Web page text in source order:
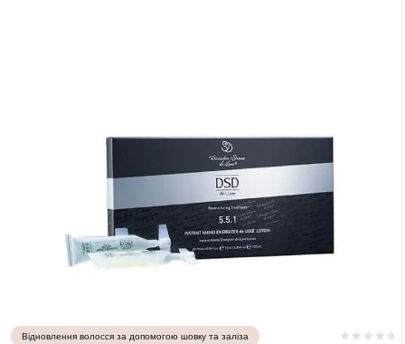
Відновлення волосся за допомогою шовку та заліза